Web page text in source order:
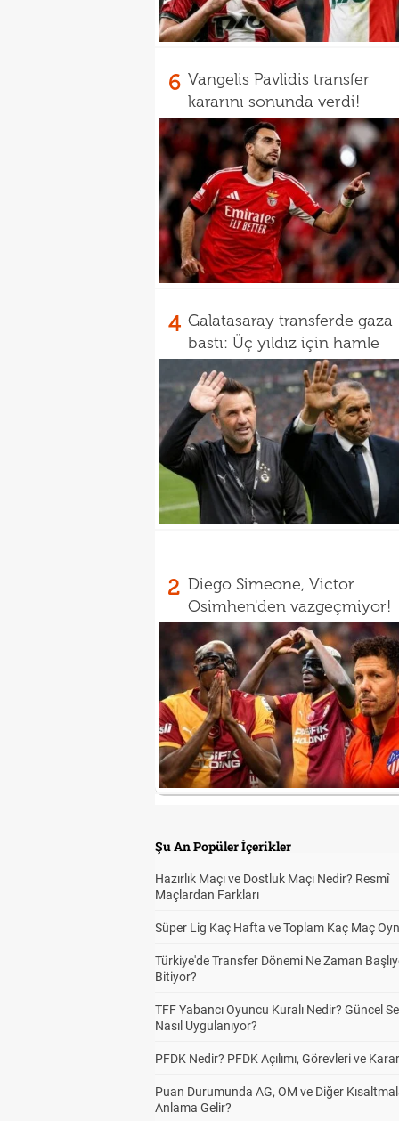
6 Vangelis Pavlidis transfer
kararını sonunda verdi!
4 Galatasaray transferde gaza
bastı: Üç yıldız için hamle
2 Diego Simeone, Victor
Osimhen'den vazgeçmiyor!
Şu An Popüler İçerikler
Hazırlık Maçı ve Dostluk Maçı Nedir? Resmî
Maçlardan Farkları
Süper Lig Kaç Hafta ve Toplam Kaç Maç
Türkiye'de Transfer Dönemi Ne Zaman
Bitiyor?
TFF Yabancı Oyuncu Kuralı Nedir? Güncel
Nasıl Uygulanıyor?
PFDK Nedir? PFDK Açılımı, Görevleri ve
Puan Durumunda AG, OM ve Diğer
Anlama Gelir?